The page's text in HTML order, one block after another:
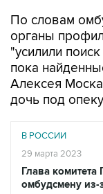
По словам
органы
"усилили
пока
Алексея
дочь под
В РОССИИ
29 марта 2023
Глава комитета
омбудсмену